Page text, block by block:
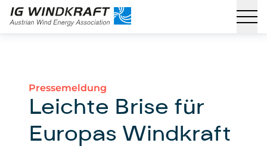
Pressemeldung
Leichte Brise für
Europas Windkraft